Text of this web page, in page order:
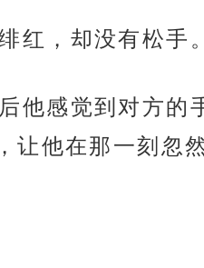
红，却没有松手。
他感觉到对方的
他在那一刻忽然